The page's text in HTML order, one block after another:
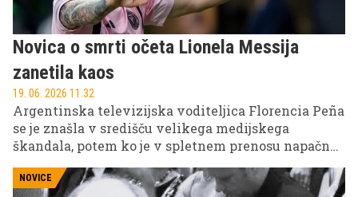
Novica o smrti očeta Lionela Messija
zanetila kaos
19. 06. 2026 11.32
Argentinska televizijska voditeljica Florencia Peña
se je znašla v središču velikega medijskega
škandala, potem ko je v spletnem prenosu napačno
NOVICE